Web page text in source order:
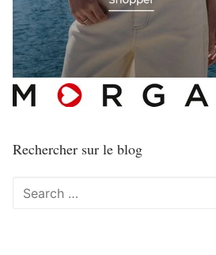
Rechercher sur le blog
Rechercher